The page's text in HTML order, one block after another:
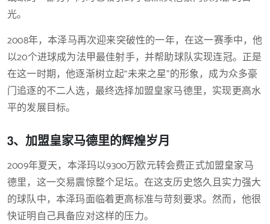
光。
2008年，本泽马再次迎来突破性的一年，在这一赛季中，他
以20个进球成为法甲最佳射手，并帮助球队实现连冠。正是
在这一时期，他逐渐树立起“未来之星”的形象，成为众多豪
门追逐的不二人选，最终选择加盟皇家马德里，实现更高水
平的发展目标。
3、加盟皇家马德里的辉煌岁月
2009年夏天，本泽玛以9300万欧元转会费正式加盟皇家马
德里，这一交易震惊整个足坛。在这支历史悠久且实力强大
的球队中，本泽玛面临着更高标准与苛刻要求。然而，他很
快证明自己具备应对这样的压力。